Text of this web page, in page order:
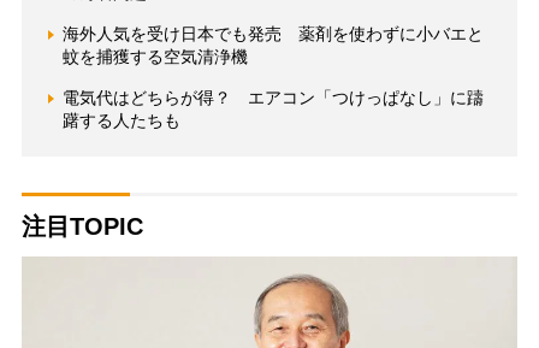
海外人気を受け日本でも発売 薬剤を使わずに小バエと
蚊を捕獲する空気清浄機
電気代はどちらが得？ エアコン「つけっぱなし」に躊
躇する人たちも
注目TOPIC